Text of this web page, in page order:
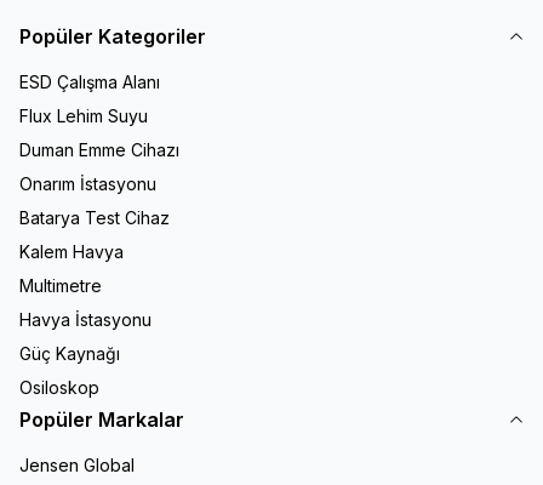
Popüler Kategoriler
ESD Çalışma Alanı
Flux Lehim Suyu
Duman Emme Cihazı
Onarım İstasyonu
Batarya Test Cihaz
Kalem Havya
Multimetre
Havya İstasyonu
Güç Kaynağı
Osiloskop
Popüler Markalar
Jensen Global